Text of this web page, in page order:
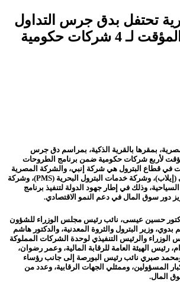
تحتفل بدق جرس التداول
4 شركات حكومية
بمقرها بالقرية الذكية، بمراسم دق جرس
لأربع شركات حكومية ضمن برنامج الطروحات
في قطاع البترول هي شركة إنبي، والشركة المصرية
لإنتاج الألكيل بنزين الخطي (إيلاب)، وشركة خدمات البترول البحرية (PMS)، وشركة
السياحية، وذلك في إطار جهود الدولة لتنفيذ برنامج
دور سوق المال في دعم النمو الاقتصادي.
حسين عيسى، نائب رئيس مجلس الوزراء للشؤون
بدوي، وزير البترول والثروة المعدنية، والدكتور هاشم
والرئيس التنفيذي لوحدة الشركات المملوكة
رئيس الهيئة العامة للرقابة المالية، وعمر رضوان،
صبري نائب رئيس البورصة إلى جانب رؤساء
المسؤولين، وممثلي الجهات الرقابية، وعدد من
المال.